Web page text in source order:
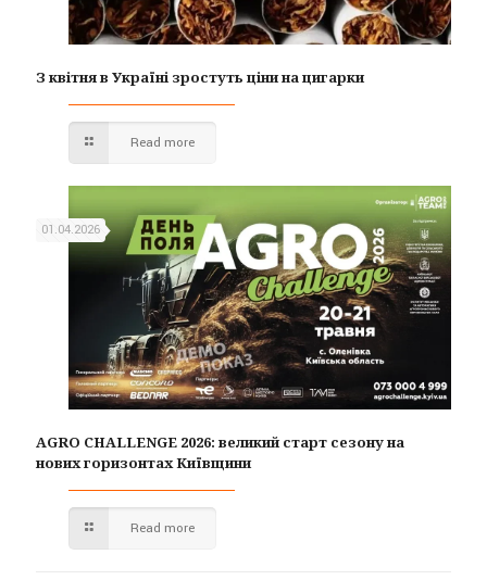
З квітня в Україні зростуть ціни на цигарки
Read more
01.04.2026
AGRO CHALLENGE 2026: великий старт сезону на
нових горизонтах Київщини
Read more